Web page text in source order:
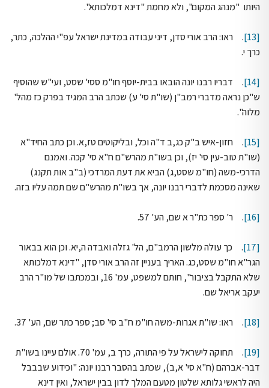
היותו "מנהג המקום", ולא מחמת "דינא דמלכותא".
[13]
. ראו: הרב אורי סדן, דיני עבודה במדינת ישראל עפ"י ההלכה, כתר,
כרך י.
[14]
. דבריו רבנו יונה הובאו בבית-יוסף חו"מ ססי' שסט, ועי"ש שהוסיף
ש"כן נראה מדברי רמב"ן (שו"ת סי' ע) שכתב הרב המגיד בפרק כז מהל'
מלוה".
[15]
. חזון-איש ב"ק כג,ב ד"ה וכל, ובליקוטים טז,א. וכן כתב החיד"א
(שו"ת טוב-עין סי' יז), וכן בשו"ת מהרש"ם ח"א סי' קכה. ואמנם
הדרכי-משה (חו"מ שסט,ג) הביא את דעת המרדכי (ב"ב אות תקנג)
שאינה מסכמת לדברי רבנו יונה, אך בשו"ת מהרש"ם שם תמה עליו בזה.
[16] . ר' ספר כת"ר א שם, הע' 57.
[17]
. כך עולה מלשון הרמב"ם, הל' גזלה ואבדה ה,יא. וכן הוא בבאור
הגר"א חו"מ שסט,כג. האריך בעניין זה הרב אורי סדן, "דינא דמלכותא
שלא התקבל בציבור", חותם למשפט, עמ' 16, ובמכתבו של מו"ר הרב
יעקב אריאל שם.
[18] . ראו: שו"ת אגרות-משה חו"מ ח"ב סי' סב; ספר כתר שם, הע' 37.
[19]
. תחוקה לישראל על פי התורה, כרך ב, עמ' 70. אולם עיינו בשו"ת
דבר-אברהם (ח"א סי' א,ב), שכתב בהסבר רבנו יונה: "וכידוע שבבבל
היה לראשי גלותא שלטון מטעם המלך לדון בבין ישראל, ואין דינא